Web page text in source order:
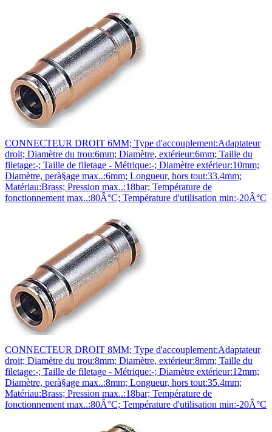
CONNECTEUR DROIT 6MM; Type d'accouplement:Adaptateur
droit; Diamètre du trou:6mm; Diamètre, extérieur:6mm; Taille du
filetage:-; Taille de filetage - Métrique:-; Diamètre extérieur:10mm;
Diamètre, perà§age max..:6mm; Longueur, hors tout:33.4mm;
Matériau:Brass; Pression max..:18bar; Température de
fonctionnement max..:80Â°C; Température d'utilisation min:-20Â°C
CONNECTEUR DROIT 8MM; Type d'accouplement:Adaptateur
droit; Diamètre du trou:8mm; Diamètre, extérieur:8mm; Taille du
filetage:-; Taille de filetage - Métrique:-; Diamètre extérieur:12mm;
Diamètre, perà§age max..:8mm; Longueur, hors tout:35.4mm;
Matériau:Brass; Pression max..:18bar; Température de
fonctionnement max..:80Â°C; Température d'utilisation min:-20Â°C